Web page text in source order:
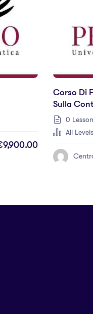
Corso Di
Sulla
Controllo
0
All Levels